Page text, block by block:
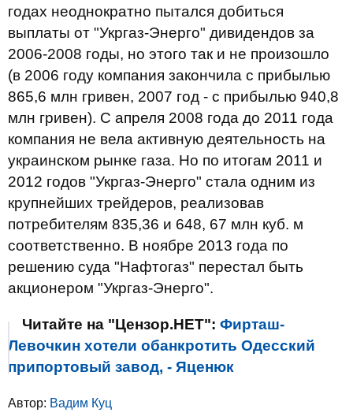
годах неоднократно пытался добиться
выплаты от "Укргаз-Энерго" дивидендов за
2006-2008 годы, но этого так и не произошло
(в 2006 году компания закончила с прибылью
865,6 млн гривен, 2007 год - с прибылью 940,8
млн гривен). С апреля 2008 года до 2011 года
компания не вела активную деятельность на
украинском рынке газа. Но по итогам 2011 и
2012 годов "Укргаз-Энерго" стала одним из
крупнейших трейдеров, реализовав
потребителям 835,36 и 648, 67 млн куб. м
соответственно. В ноябре 2013 года по
решению суда "Нафтогаз" перестал быть
акционером "Укргаз-Энерго".
Читайте на "Цензор.НЕТ": Фирташ-
Левочкин хотели обанкротить Одесский
припортовый завод, - Яценюк
Автор: Вадим Куц